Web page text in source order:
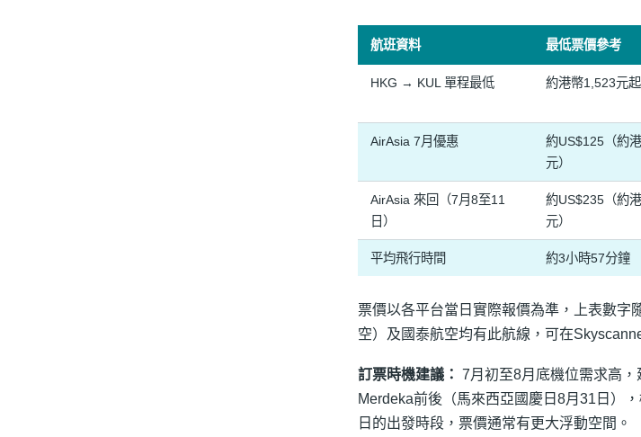
航班資料 最低票價參考
HKG → KUL 單程最低 約港幣1,523元起
AirAsia 7月優惠
約US$125（約
元）
AirAsia 來回（7月8至11
日）
約US$235（約
元）
平均飛行時間 約3小時57分鐘
票價以各平台當日實際報價為準，上表數字
空）及國泰航空均有此航線，可在
訂票時機建議： 7月初至8月底機位需求高
Merdeka前後（馬來西亞國慶日8月31日）
日的出發時段，票價通常有更大浮動空間。